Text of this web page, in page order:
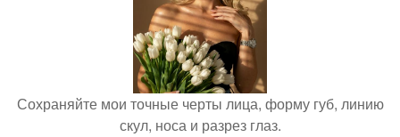
Сохраняйте мои точные черты лица, форму губ, линию
скул, носа и разрез глаз.